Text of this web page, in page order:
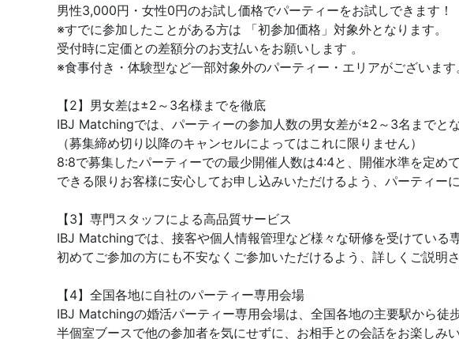
男性3,000円・女性0円のお試し価格でパーティーをお試しできます！
※すでに参加したことがある方は 「初参加価格」対象外となります。
受付時に定価との差額分のお支払いをお願いします 。
※食事付き・体験型など一部対象外のパーティー・エリアがございます
【2】男女差は±2～3名様までを徹底
IBJ Matchingでは、パーティーの参加人数の男女差が±2～3名までと
（募集締め切り以降のキャンセルによってはこれに限りません）
8:8で募集したパーティーでの最少開催人数は4:4と、開催水準を定めて
できる限りお客様に安心してお申し込みいただけるよう、パーティー
【3】専門スタッフによる高品質サービス
IBJ Matchingでは、接客や個人情報管理など様々な研修を受けている
初めてご参加の方にも不安なくご参加いただけるよう、詳しくご説明
【4】全国各地に自社のパーティー専用会場
IBJ Matchingの婚活パーティー専用会場は、全国各地の主要駅から徒
半個室ブースで他の参加者を気にせずに、お相手との会話をお楽しみい